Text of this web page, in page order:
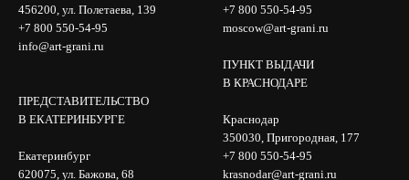
456200, ул. Полетаева, 139
+7 800 550-54-95
info@art-grani.ru
ПРЕДСТАВИТЕЛЬСТВО
В ЕКАТЕРИНБУРГЕ
Екатеринбург
620075, ул. Бажова, 68
+7 800 550-54-95
moscow@art-grani.ru
ПУНКТ ВЫДАЧИ
В КРАСНОДАРЕ
Краснодар
350030, Пригородная, 177
+7 800 550-54-95
krasnodar@art-grani.ru